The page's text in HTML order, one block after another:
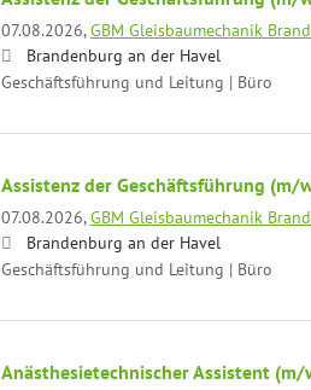
07.08.2026,GBM Gleisbaumechanik
Brandenburg an der Havel
Geschäftsführung und Leitung | Büro
Assistenz der Geschäftsführung (m/
07.08.2026,GBM Gleisbaumechanik
Brandenburg an der Havel
Geschäftsführung und Leitung | Büro
Anästhesietechnischer Assistent